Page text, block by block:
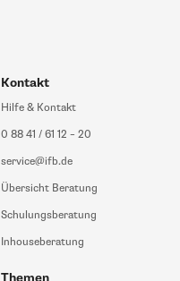
Kontakt
Hilfe & Kontakt
0 88 41 / 61 12 – 20
service@ifb.de
Übersicht Beratung
Schulungsberatung
Inhouseberatung